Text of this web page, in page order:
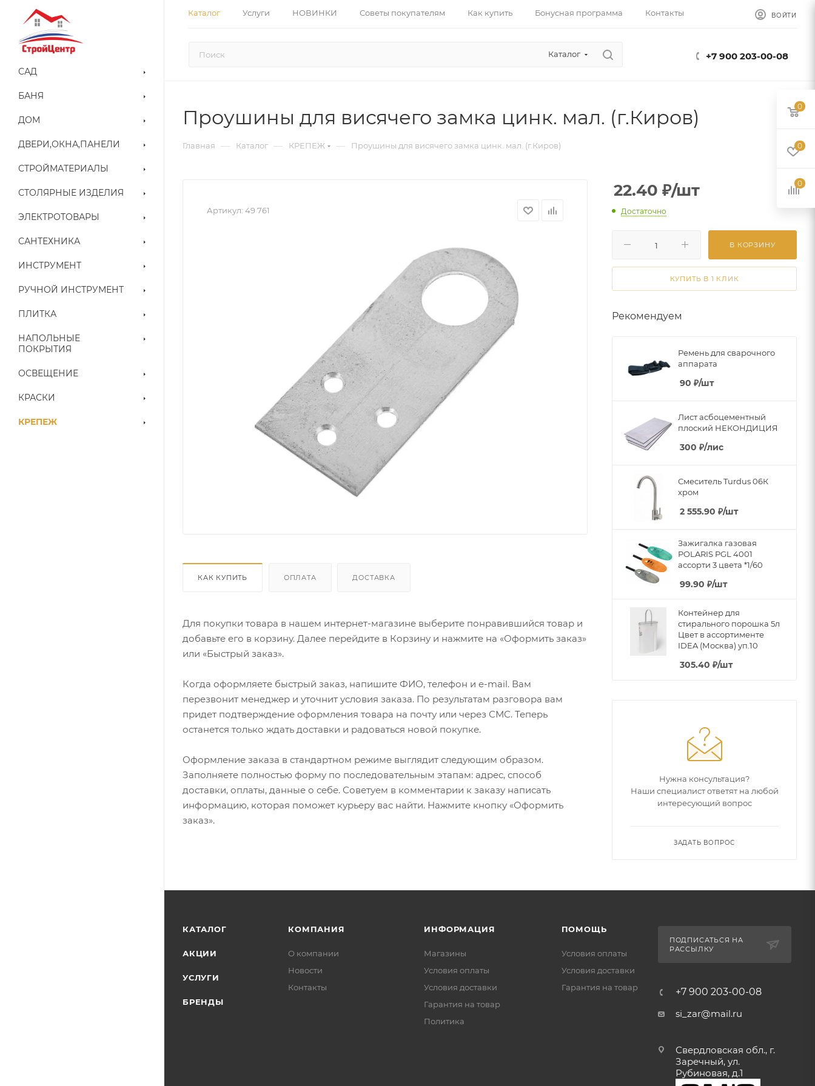
Каталог Услуги НОВИНКИ Советы покупателям Как купить Бонусная программа Контакты ВОЙТИ
Каталог +7 900 203-00-08
САД
БАНЯ
ДОМ
ДВЕРИ,ОКНА,ПАНЕЛИ
СТРОЙМАТЕРИАЛЫ
СТОЛЯРНЫЕ ИЗДЕЛИЯ
ЭЛЕКТРОТОВАРЫ
САНТЕХНИКА
ИНСТРУМЕНТ
РУЧНОЙ ИНСТРУМЕНТ
ПЛИТКА
НАПОЛЬНЫЕ
ПОКРЫТИЯ
ОСВЕЩЕНИЕ
КРАСКИ
КРЕПЕЖ
Проушины для висячего замка цинк. мал. (г.Киров)
Главная — Каталог — КРЕПЕЖ — Проушины для висячего замка цинк. мал. (г.Киров)
Артикул: 49 761
КАК КУПИТЬ ОПЛАТА ДОСТАВКА
Для покупки товара в нашем интернет-магазине выберите понравившийся товар и
добавьте его в корзину. Далее перейдите в Корзину и нажмите на «Оформить заказ»
или «Быстрый заказ».
Когда оформляете быстрый заказ, напишите ФИО, телефон и e-mail. Вам
перезвонит менеджер и уточнит условия заказа. По результатам разговора вам
придет подтверждение оформления товара на почту или через СМС. Теперь
останется только ждать доставки и радоваться новой покупке.
Оформление заказа в стандартном режиме выглядит следующим образом.
Заполняете полностью форму по последовательным этапам: адрес, способ
доставки, оплаты, данные о себе. Советуем в комментарии к заказу написать
информацию, которая поможет курьеру вас найти. Нажмите кнопку «Оформить
заказ».
22.40 ₽/шт
Достаточно
В КОРЗИНУ
КУПИТЬ В 1 КЛИК
Рекомендуем
Ремень для сварочного
аппарата
90 ₽/шт
Лист асбоцементный
плоский НЕКОНДИЦИЯ
300 ₽/лис
Смеситель Turdus 06К
хром
2 555.90 ₽/шт
Зажигалка газовая
POLARIS PGL 4001
ассорти 3 цвета *1/60
99.90 ₽/шт
Контейнер для
стирального порошка 5л
Цвет в ассортименте
IDEA (Москва) уп.10
305.40 ₽/шт
Нужна консультация?
Наши специалист ответят на любой
интересующий вопрос
ЗАДАТЬ ВОПРОС
КАТАЛОГ
АКЦИИ
УСЛУГИ
БРЕНДЫ
КОМПАНИЯ
О компании
Новости
Контакты
ИНФОРМАЦИЯ
Магазины
Условия оплаты
Условия доставки
Гарантия на товар
Политика
ПОМОЩЬ
Условия оплаты
Условия доставки
Гарантия на товар
ПОДПИСАТЬСЯ НА
РАССЫЛКУ
+7 900 203-00-08
si_zar@mail.ru
Свердловская обл., г.
Заречный, ул.
Рубиновая, д.1
0
0
0